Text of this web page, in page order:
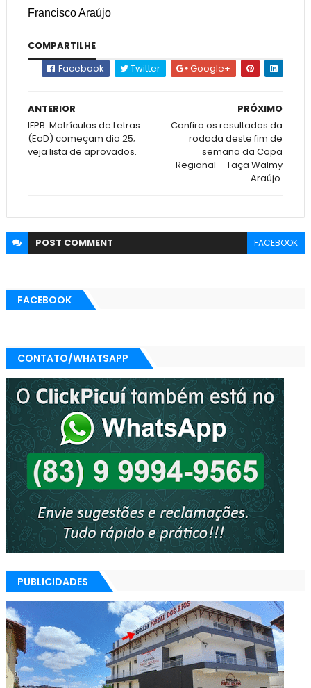
Francisco Araújo
COMPARTILHE
Facebook
Twitter Google+
PRÓXIMO
Confira os resultados da
rodada deste fim de
semana da Copa
Regional – Taça Walmy
Araújo.
ANTERIOR
IFPB: Matrículas de Letras
(EaD) começam dia 25;
veja lista de aprovados.
POST COMMENT FACEBOOK
FACEBOOK
CONTATO/WHATSAPP
PUBLICIDADES